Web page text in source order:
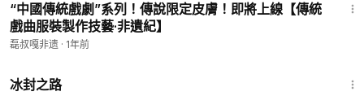
“中國傳統戲劇”系列！傳說限定皮膚！即將上線【傳統
戲曲服裝製作技藝·非遺紀】
磊叔嘎非遗 · 1年前
冰封之路